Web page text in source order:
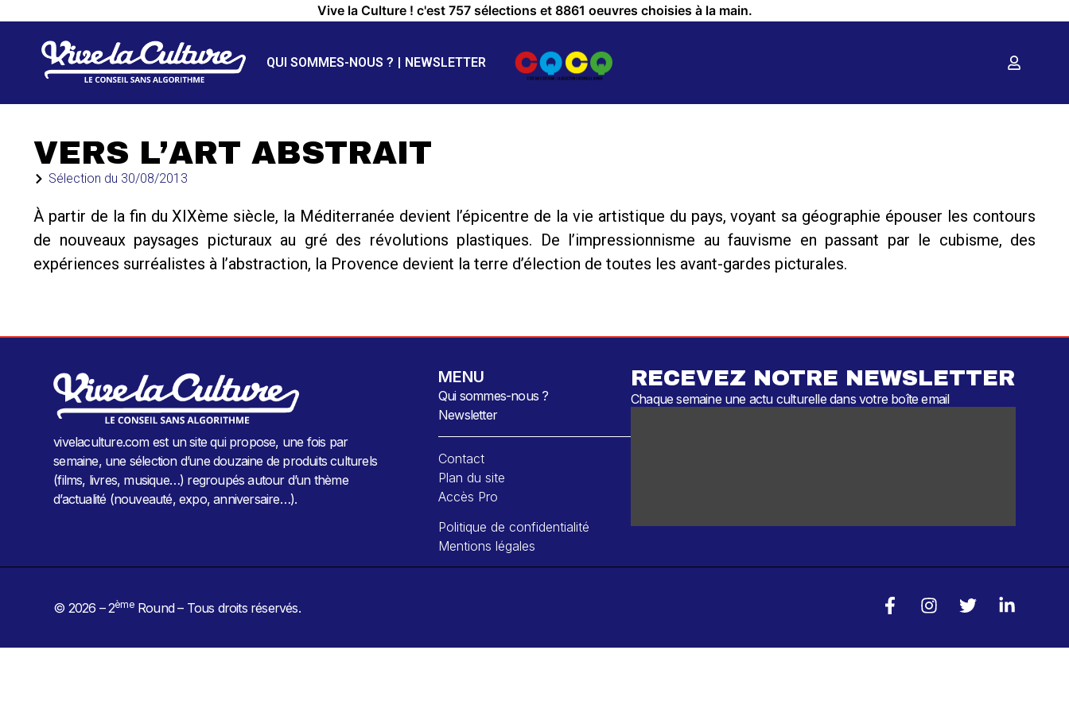
Vive la Culture ! c'est 757 sélections et 8861 oeuvres choisies à la main.
QUI SOMMES-NOUS ? NEWSLETTER
VERS L’ART ABSTRAIT
Sélection du 30/08/2013
À partir de la fin du XIXème siècle, la Méditerranée devient l’épicentre de la vie artistique du pays, voyant sa géographie épouser les contours
de nouveaux paysages picturaux au gré des révolutions plastiques. De l’impressionnisme au fauvisme en passant par le cubisme, des
expériences surréalistes à l’abstraction, la Provence devient la terre d’élection de toutes les avant-gardes picturales.
vivelaculture.com est un site qui propose, une fois par
semaine, une sélection d’une douzaine de produits culturels
(films, livres, musique…) regroupés autour d’un thème
d’actualité (nouveauté, expo, anniversaire…).
MENU
Qui sommes-nous ?
Newsletter
Contact
Plan du site
Accès Pro
Politique de confidentialité
Mentions légales
RECEVEZ NOTRE NEWSLETTER
Chaque semaine une actu culturelle dans votre boîte email
© 2026 – 2èmeRound – Tous droits réservés.